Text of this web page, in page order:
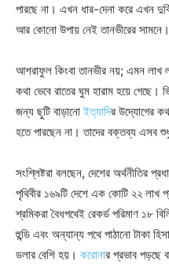
পারছে না। এখন ধার-দেনা করে এখন
আর কোনো উপায় নেই তানভীরের সামনে।
আশরাফুল কিংবা তানভীর নয়; এমন লাখ
কথা ভেবে রাতের ঘুম হারাম হয়ে গেছে।
জন্য ছুটি বাড়ানো ইত্যাদির উদ্যোগের
হতে পারছেন না। তাদের বক্তব্য এসব
সংশ্লিষ্টরা বলছেন, দেশের অর্থনীতির
পৃথিবীর ১৬৯টি দেশে এক কোটি ২২ লাখ
শ্রমিকরা বৈধপথেই রেকর্ড পরিমাণ ১৮
হুন্ডি এবং অন্যান্য পথে পাঠানো টাকা
ডলার বেশি হয়। করোনার প্রভাব পড়ছে